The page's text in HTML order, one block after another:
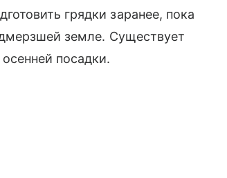
грядки заранее, пока
земле. Существует
посадки.